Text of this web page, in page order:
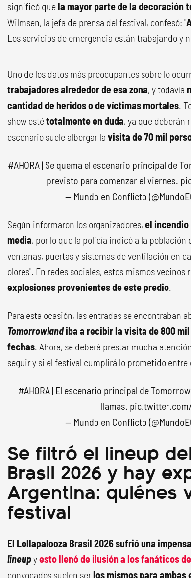
significó quela mayor parte de la decoración
Wilmsen, la jefa de prensa del festival, confesó: "
Los servicios de emergencia están trabajando y
Uno de los datos más preocupantes sobre lo
trabajadores alrededor de esa zona, y todavía
cantidad de heridos o de víctimas mortales.
show estétotalmente en duda, ya que deberán
escenario suele albergar la visita de 70 mil
#AHORA| Se quema el escenario principal de
previsto para comenzar el viernes.
— Mundo en Conflicto
Según informaron los organizadores, el incendio
media, por lo que la policía indicó a la
ventanas, puertas y sistemas de ventilación en
olores". En redes sociales, estos mismos vecinos
explosiones provenientes de este predio.
Para esta ocasión, las entradas se encontraban
Tomorrowlandiba a recibir la visita de 800
fechas. Ahora, se deberá prestar mucha
seguir y si el festival cumplirá lo prometido entre
#AHORA| El escenario principal de
llamas.
— Mundo en Conflicto
Se filtró el lineup
Brasil 2026 y hay
Argentina: quiénes
festival
El Lollapalooza Brasil 2026 sufrió una
lineupyesto llenó de ilusión a los fanáticos
convocados suelen serlos mismos para ambas